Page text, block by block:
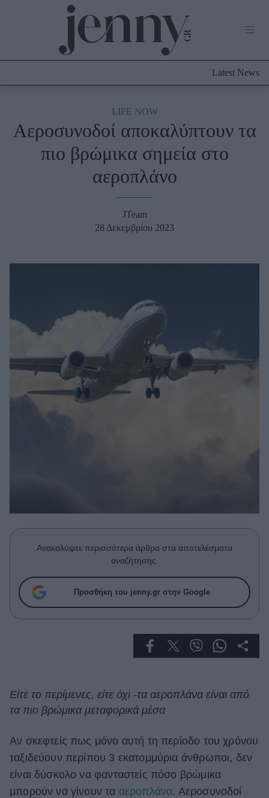
Culture
Fashion
Shopping
Μαλλιά - Νύχια
Well being
Υγεία + Διατροφή
Σχέσεις & Σεξ
Fitness
Πρόσωπα
Celebrities
True Stories
Ask the Guru
Success Stories
Living
Cooking
Green
Αφιερώματα
Latest News
LIFE NOW
Αεροσυνοδοί αποκαλύπτουν τα
πιο βρώμικα σημεία στο
αεροπλάνο
JTeam
28 Δεκεμβρίου 2023
Ανακαλύψτε περισσότερα άρθρα στα αποτελέσματα
αναζήτησης.
Προσθήκη του jenny.gr στην Google
Είτε το περίμενες, είτε όχι -τα αεροπλάνα είναι από
τα πιο βρώμικα μεταφορικά μέσα
Αν σκεφτείς πως μόνο αυτή τη περίοδο του χρόνου
ταξιδεύουν περίπου 3 εκατομμύρια άνθρωποι, δεν
είναι δύσκολο να φανταστείς πόσο βρώμικα
μπορούν να γίνουν τα αεροπλάνα. Αεροσυνοδοί